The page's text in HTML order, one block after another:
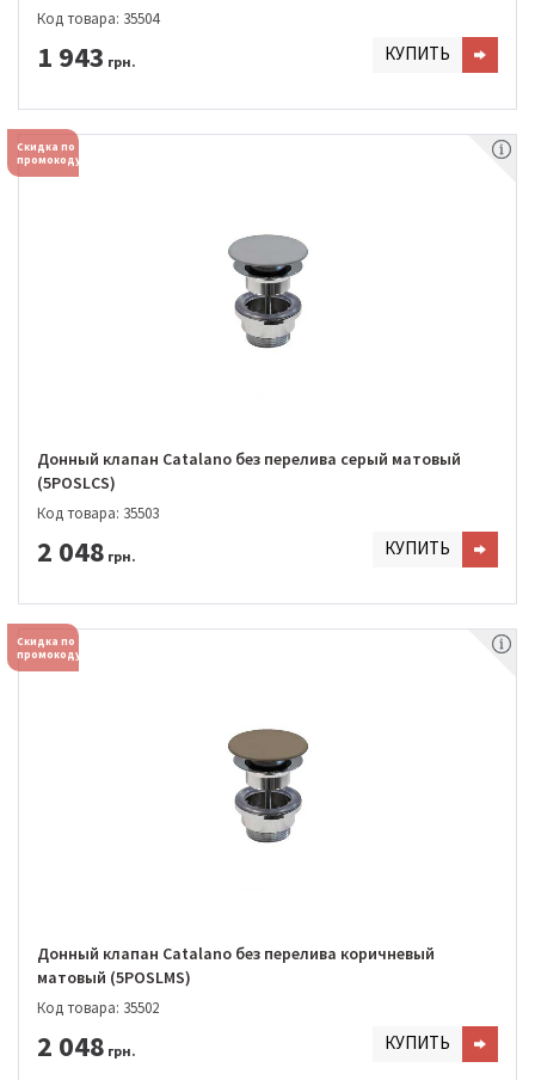
Код товара: 35504
1 943 грн. КУПИТЬ
Скидка по
промокоду
Донный клапан Catalano без перелива серый матовый
(5POSLCS)
Код товара: 35503
2 048 грн. КУПИТЬ
Скидка по
промокоду
Донный клапан Catalano без перелива коричневый
матовый (5POSLMS)
Код товара: 35502
2 048 грн. КУПИТЬ